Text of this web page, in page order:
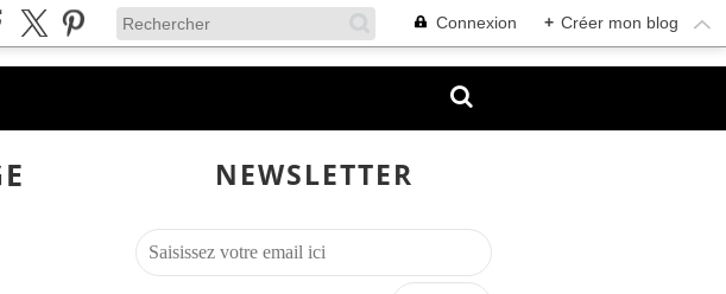
Connexion + Créer mon blog
NEWSLETTER